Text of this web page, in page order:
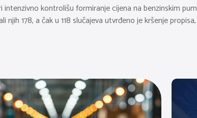
kontrolišu formiranje cijena na benzinskim
178, a čak u 118 slučajeva utvrđeno je kršenje